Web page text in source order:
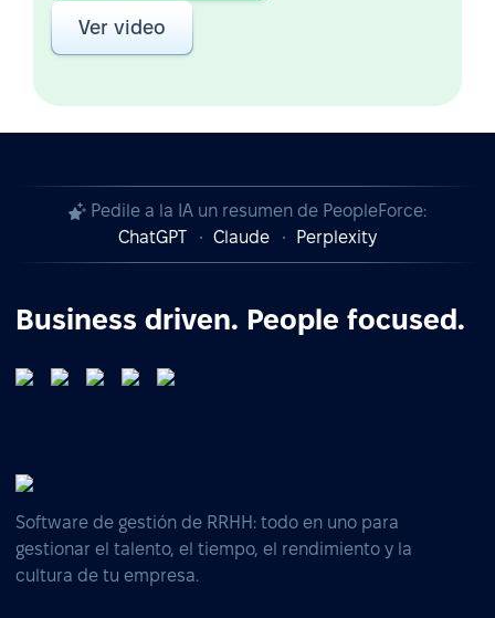
Ver video
Pedile a la IA un resumen de PeopleForce:
ChatGPT
Claude Perplexity
Business driven. People focused.
Software de gestión de RRHH: todo en uno para
gestionar el talento, el tiempo, el rendimiento y la
cultura de tu empresa.